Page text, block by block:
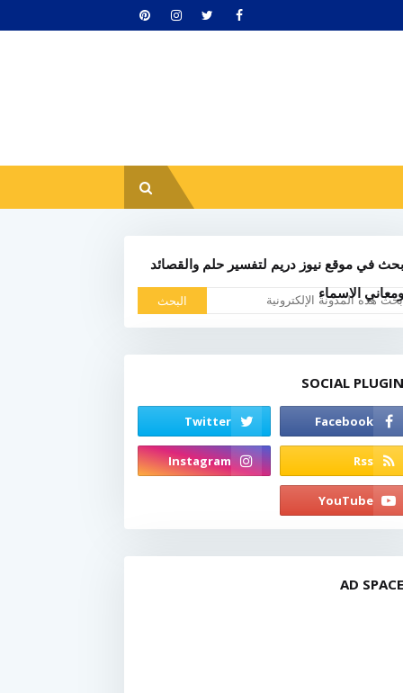
بحث في موقع نيوز دريم لتفسير حلم والقصائد
ومعاني الاسماء
SOCIAL PLUGIN
AD SPACE